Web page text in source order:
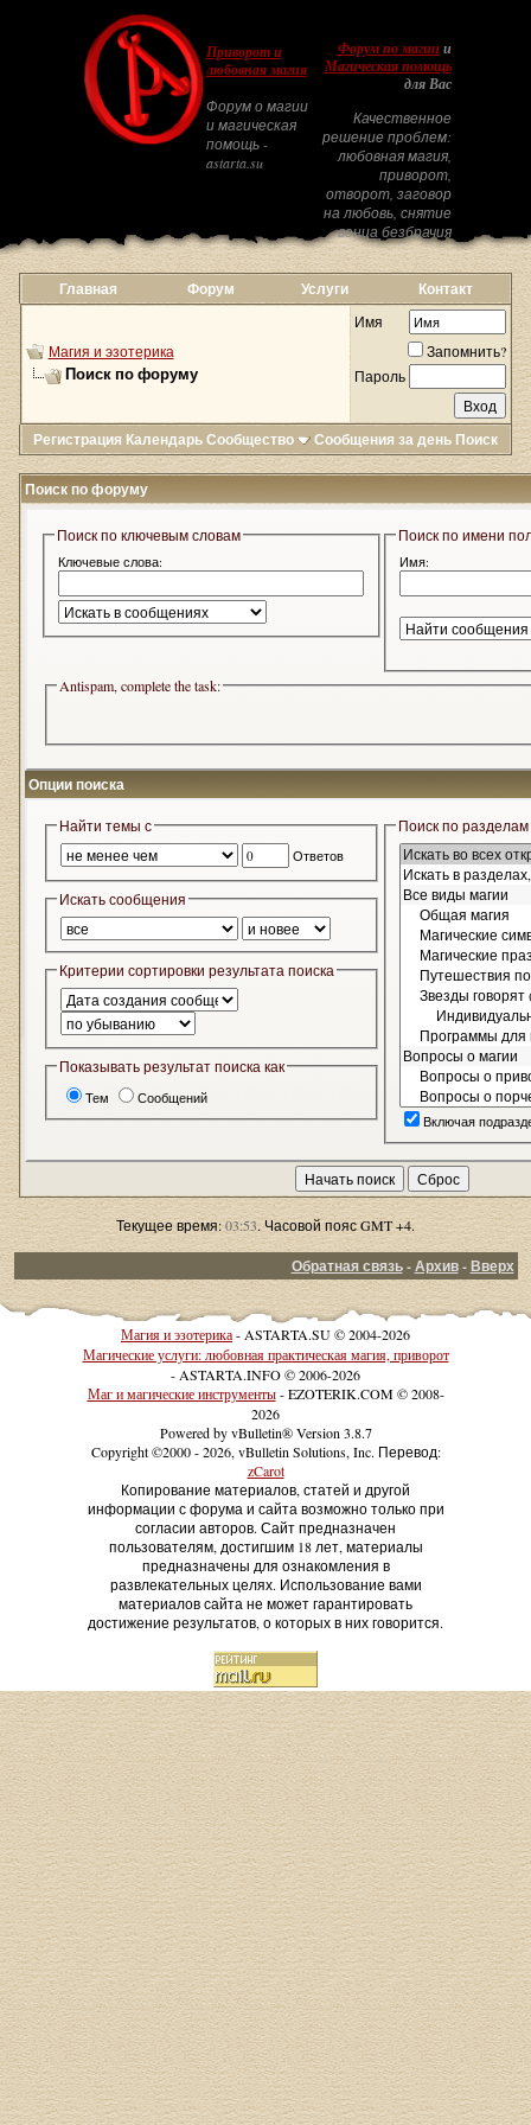
Приворот и
любовная магия
Форум о магии
и магическая
помощь -
astarta.su
Форум по магиии
Магическая помощь
для Вас
Качественное
решение проблем:
любовная магия,
приворот,
отворот, заговор
на любовь, снятие
венца безбрачия
Главная Форум Услуги Контакт
Магия и эзотерика
Поиск по форуму
Имя
Запомнить?
Пароль
Регистрация КалендарьСообщество Сообщения за день Поиск
Поиск по форуму
Поиск по ключевым словам
Ключевые слова:
Поиск по имени
Имя:
Antispam, complete the task:
Опции поиска
Найти темы с
Ответов
Искать сообщения
Критерии сортировки результата поиска
Показывать результат поиска как
Тем Сообщений
Поиск по разделам
Включая
Текущее время:03:53. Часовой пояс GMT +4.
Обратная связь-Архив-Вверх
Магия и эзотерика- ASTARTA.SU © 2004-2026
Магические услуги: любовная практическая магия, приворот
- ASTARTA.INFO © 2006-2026
Маг и магические инструменты- EZOTERIK.COM © 2008-
2026
Powered by vBulletin® Version 3.8.7
Copyright ©2000 - 2026, vBulletin Solutions, Inc. Перевод:
zCarot
Копирование материалов, статей и другой
информации с форума и сайта возможно только при
согласии авторов. Сайт предназначен
пользователям, достигшим 18 лет, материалы
предназначены для ознакомления в
развлекательных целях. Использование вами
материалов сайта не может гарантировать
достижение результатов, о которых в них говорится.